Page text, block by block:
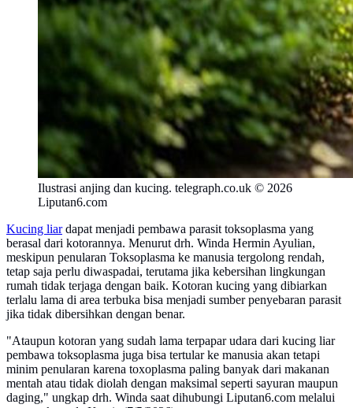
Ilustrasi anjing dan kucing. telegraph.co.uk © 2026
Liputan6.com
Kucing liardapat menjadi pembawa parasit toksoplasma yang
berasal dari kotorannya. Menurut drh. Winda Hermin Ayulian,
meskipun penularan Toksoplasma ke manusia tergolong rendah,
tetap saja perlu diwaspadai, terutama jika kebersihan lingkungan
rumah tidak terjaga dengan baik. Kotoran kucing yang dibiarkan
terlalu lama di area terbuka bisa menjadi sumber penyebaran parasit
jika tidak dibersihkan dengan benar.
"Ataupun kotoran yang sudah lama terpapar udara dari kucing liar
pembawa toksoplasma juga bisa tertular ke manusia akan tetapi
minim penularan karena toxoplasma paling banyak dari makanan
mentah atau tidak diolah dengan maksimal seperti sayuran maupun
daging," ungkap drh. Winda saat dihubungi Liputan6.com melalui